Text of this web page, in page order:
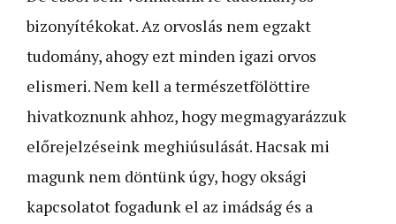
bizonyítékokat. Az orvoslás nem egzakt
tudomány, ahogy ezt minden igazi orvos
elismeri. Nem kell a természetfölöttire
hivatkoznunk ahhoz, hogy megmagyarázzuk
előrejelzéseink meghiúsulását. Hacsak mi
magunk nem döntünk úgy, hogy oksági
kapcsolatot fogadunk el az imádság és a